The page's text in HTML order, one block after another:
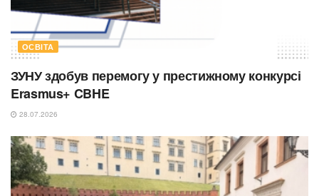
ОСВІТА
ЗУНУ здобув перемогу у престижному конкурсі
Erasmus+ CBHE
28.07.2026